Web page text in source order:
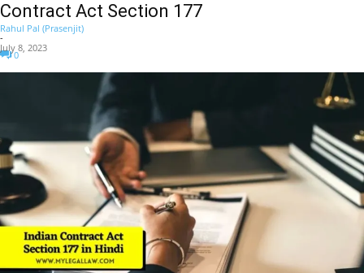
Contract Act Section 177
Rahul Pal (Prasenjit)
-
July 8, 2023
0